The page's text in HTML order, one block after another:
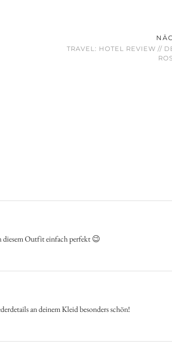
TRAVEL: HOTEL REVIEW //
diesem Outfit einfach perfekt 😉
an deinem Kleid besonders schön!